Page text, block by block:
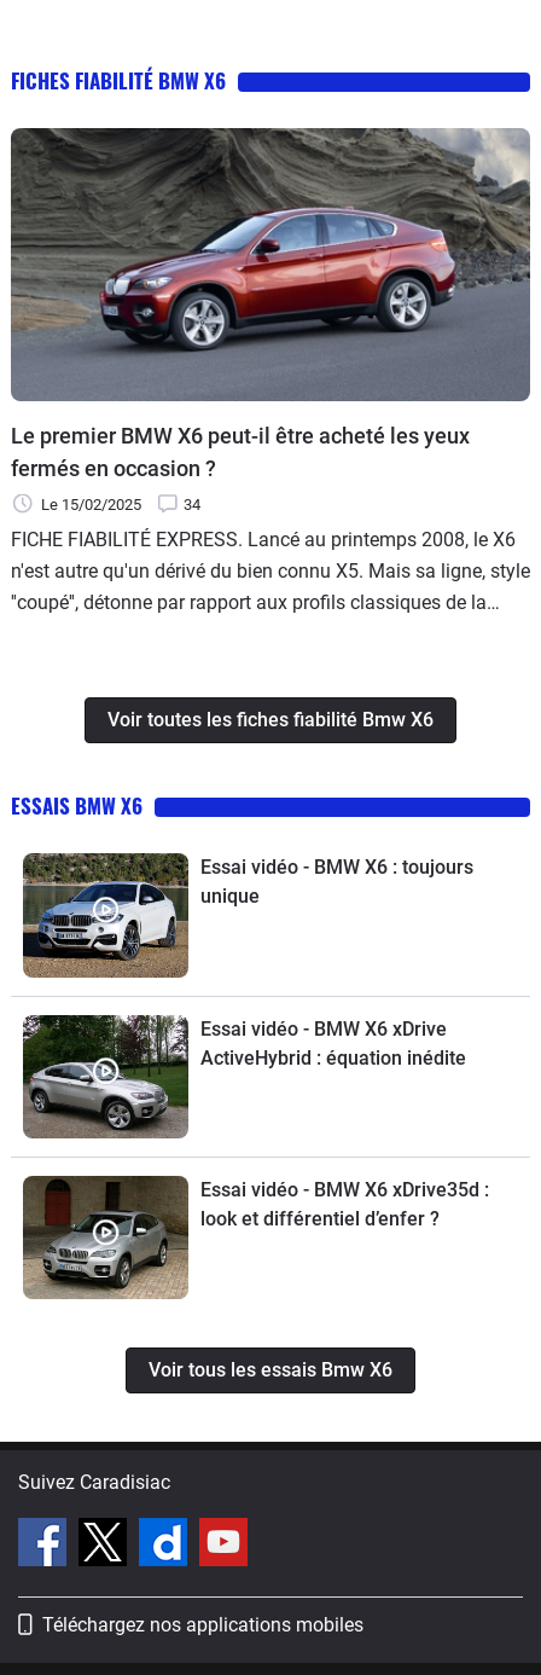
FICHES FIABILITÉ BMW X6
Le premier BMW X6 peut-il être acheté les yeux
fermés en occasion ?
Le 15/02/2025 34
FICHE FIABILITÉ EXPRESS. Lancé au printemps 2008, le X6
n'est autre qu'un dérivé du bien connu X5. Mais sa ligne, style
''coupé'', détonne par rapport aux profils classiques de la
Voir toutes les fiches fiabilité Bmw X6
ESSAIS BMW X6
Essai vidéo - BMW X6 : toujours
unique
Essai vidéo - BMW X6 xDrive
ActiveHybrid : équation inédite
Essai vidéo - BMW X6 xDrive35d :
look et différentiel d’enfer ?
Voir tous les essais Bmw X6
Suivez Caradisiac
Téléchargez nos applications mobiles